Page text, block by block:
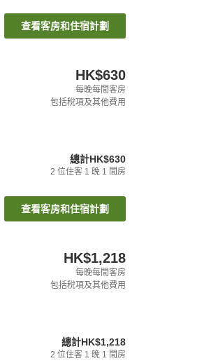
查看客房和住宿計劃
HK$630
每晚每間客房
包括稅項及其他費用
總計HK$630
2 位住客 1 晚 1 間房
查看客房和住宿計劃
HK$1,218
每晚每間客房
包括稅項及其他費用
總計HK$1,218
2 位住客 1 晚 1 間房